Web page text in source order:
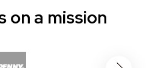
on a mission